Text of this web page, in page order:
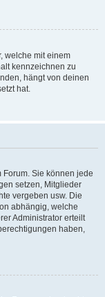
welche mit einem
kennzeichnen zu
hängt von deinen
hat.
Sie können jede
setzen, Mitglieder
vergeben usw. Die
abhängig, welche
Administrator erteilt
haben,